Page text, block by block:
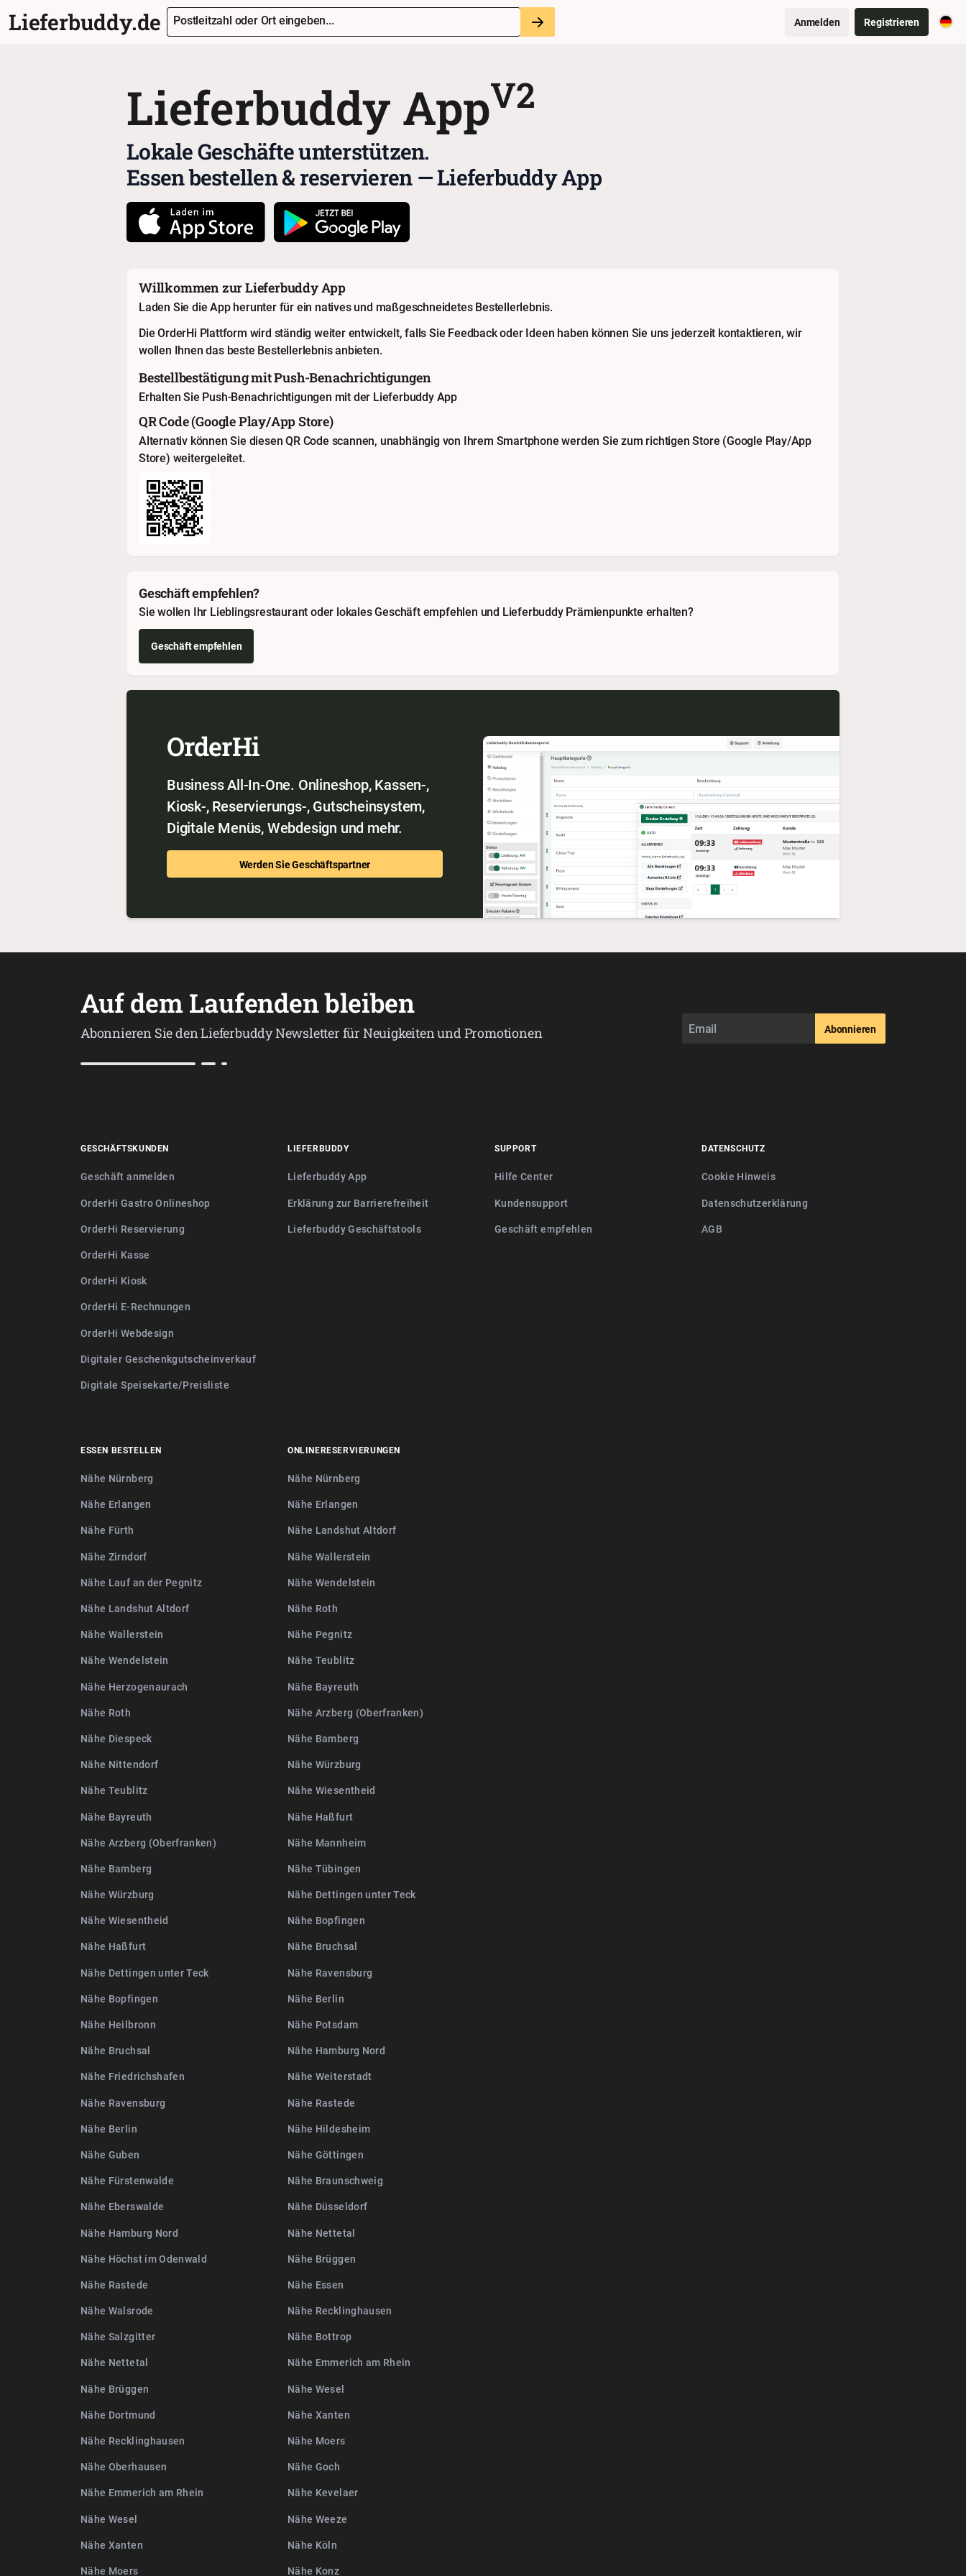
Lieferbuddy.de Postleitzahl oder Ort eingeben... Anmelden Registrieren
Lieferbuddy AppV2
Lokale Geschäfte unterstützen.
Essen bestellen & reservieren — Lieferbuddy App
Willkommen zur Lieferbuddy App
Laden Sie die App herunter für ein natives und maßgeschneidetes Bestellerlebnis.
Die OrderHi Plattform wird ständig weiter entwickelt, falls Sie Feedback oder Ideen haben können Sie uns jederzeit kontaktieren, wir
wollen Ihnen das beste Bestellerlebnis anbieten.
Bestellbestätigung mit Push-Benachrichtigungen
Erhalten Sie Push-Benachrichtigungen mit der Lieferbuddy App
QR Code (Google Play/App Store)
Alternativ können Sie diesen QR Code scannen, unabhängig von Ihrem Smartphone werden Sie zum richtigen Store (Google Play/App
Store) weitergeleitet.
Geschäft empfehlen?
Sie wollen Ihr Lieblingsrestaurant oder lokales Geschäft empfehlen und Lieferbuddy Prämienpunkte erhalten?
Geschäft empfehlen
OrderHi
Business All-In-One. Onlineshop, Kassen-,
Kiosk-, Reservierungs-, Gutscheinsystem,
Digitale Menüs, Webdesign und mehr.
Werden Sie Geschäftspartner
Auf dem Laufenden bleiben
Abonnieren Sie den Lieferbuddy Newsletter für Neuigkeiten und Promotionen Abonnieren
GESCHÄFTSKUNDEN
Geschäft anmelden
OrderHi Gastro Onlineshop
OrderHi Reservierung
OrderHi Kasse
OrderHi Kiosk
OrderHi E-Rechnungen
OrderHi Webdesign
Digitaler Geschenkgutscheinverkauf
Digitale Speisekarte/Preisliste
LIEFERBUDDY
Lieferbuddy App
Erklärung zur Barrierefreiheit
Lieferbuddy Geschäftstools
SUPPORT
Hilfe Center
Kundensupport
Geschäft empfehlen
DATENSCHUTZ
Cookie Hinweis
Datenschutzerklärung
AGB
ESSEN BESTELLEN
Nähe Nürnberg
Nähe Erlangen
Nähe Fürth
Nähe Zirndorf
Nähe Lauf an der Pegnitz
Nähe Landshut Altdorf
Nähe Wallerstein
Nähe Wendelstein
Nähe Herzogenaurach
Nähe Roth
Nähe Diespeck
Nähe Nittendorf
Nähe Teublitz
Nähe Bayreuth
Nähe Arzberg (Oberfranken)
Nähe Bamberg
Nähe Würzburg
Nähe Wiesentheid
Nähe Haßfurt
Nähe Dettingen unter Teck
Nähe Bopfingen
Nähe Heilbronn
Nähe Bruchsal
Nähe Friedrichshafen
Nähe Ravensburg
Nähe Berlin
Nähe Guben
Nähe Fürstenwalde
Nähe Eberswalde
Nähe Hamburg Nord
Nähe Höchst im Odenwald
Nähe Rastede
Nähe Walsrode
Nähe Salzgitter
Nähe Nettetal
Nähe Brüggen
Nähe Dortmund
Nähe Recklinghausen
Nähe Oberhausen
Nähe Emmerich am Rhein
Nähe Wesel
Nähe Xanten
Nähe Moers
ONLINERESERVIERUNGEN
Nähe Nürnberg
Nähe Erlangen
Nähe Landshut Altdorf
Nähe Wallerstein
Nähe Wendelstein
Nähe Roth
Nähe Pegnitz
Nähe Teublitz
Nähe Bayreuth
Nähe Arzberg (Oberfranken)
Nähe Bamberg
Nähe Würzburg
Nähe Wiesentheid
Nähe Haßfurt
Nähe Mannheim
Nähe Tübingen
Nähe Dettingen unter Teck
Nähe Bopfingen
Nähe Bruchsal
Nähe Ravensburg
Nähe Berlin
Nähe Potsdam
Nähe Hamburg Nord
Nähe Weiterstadt
Nähe Rastede
Nähe Hildesheim
Nähe Göttingen
Nähe Braunschweig
Nähe Düsseldorf
Nähe Nettetal
Nähe Brüggen
Nähe Essen
Nähe Recklinghausen
Nähe Bottrop
Nähe Emmerich am Rhein
Nähe Wesel
Nähe Xanten
Nähe Moers
Nähe Goch
Nähe Kevelaer
Nähe Weeze
Nähe Köln
Nähe Konz